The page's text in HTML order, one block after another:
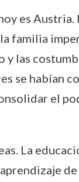
es Austria.
familia
y las
se habían
el
La